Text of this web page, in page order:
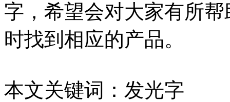
字，希望会对大家有所
时找到相应的产品。
本文关键词：发光字